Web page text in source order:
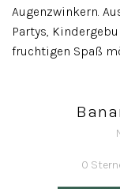
Augenzwinkern.
Partys,
fruchtigen Spaß
0